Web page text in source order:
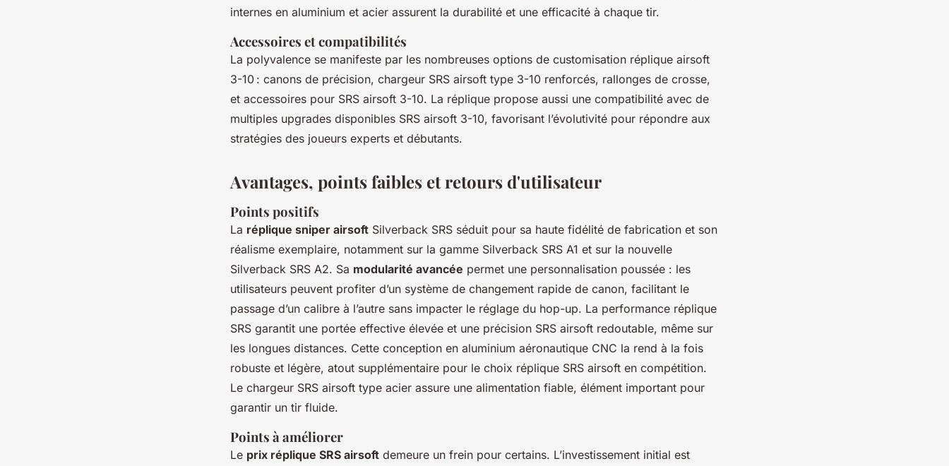
internes en aluminium et acier assurent la durabilité et une efficacité à chaque tir.
Accessoires et compatibilités
La polyvalence se manifeste par les nombreuses options de customisation réplique airsoft
3-10 : canons de précision, chargeur SRS airsoft type 3-10 renforcés, rallonges de crosse,
et accessoires pour SRS airsoft 3-10. La réplique propose aussi une compatibilité avec de
multiples upgrades disponibles SRS airsoft 3-10, favorisant l’évolutivité pour répondre aux
stratégies des joueurs experts et débutants.
Avantages, points faibles et retours d'utilisateur
Points positifs
La réplique sniper airsoft Silverback SRS séduit pour sa haute fidélité de fabrication et son
réalisme exemplaire, notamment sur la gamme Silverback SRS A1 et sur la nouvelle
Silverback SRS A2. Sa modularité avancée permet une personnalisation poussée : les
utilisateurs peuvent profiter d’un système de changement rapide de canon, facilitant le
passage d’un calibre à l’autre sans impacter le réglage du hop-up. La performance réplique
SRS garantit une portée effective élevée et une précision SRS airsoft redoutable, même sur
les longues distances. Cette conception en aluminium aéronautique CNC la rend à la fois
robuste et légère, atout supplémentaire pour le choix réplique SRS airsoft en compétition.
Le chargeur SRS airsoft type acier assure une alimentation fiable, élément important pour
garantir un tir fluide.
Points à améliorer
Le prix réplique SRS airsoft demeure un frein pour certains. L’investissement initial est